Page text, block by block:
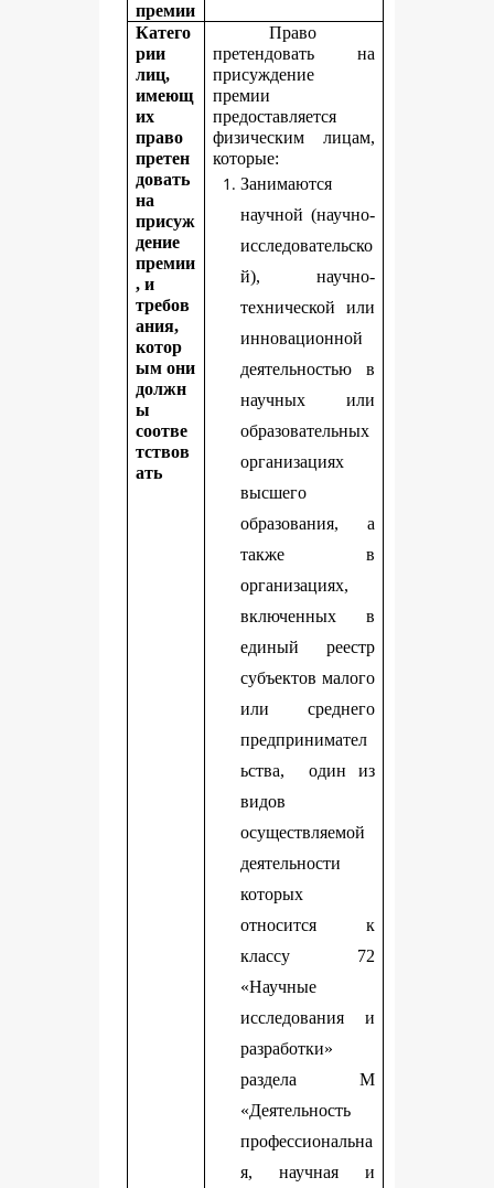
премии
Катего
рии
лиц,
имеющ
их
право
претен
довать
на
присуж
дение
премии
, и
требов
ания,
котор
ым они
должн
ы
соотве
тствов
ать
Право
претендовать на
присуждение
премии
предоставляется
физическим лицам,
которые:
Занимаются
научной (научно-
исследовательско
й), научно-
технической или
инновационной
деятельностью в
научных или
образовательных
организациях
высшего
образования, а
также в
организациях,
включенных в
единый реестр
субъектов малого
или среднего
предпринимател
ьства, один из
видов
осуществляемой
деятельности
которых
относится к
классу 72
«Научные
исследования и
разработки»
раздела М
«Деятельность
профессиональна
я, научная и